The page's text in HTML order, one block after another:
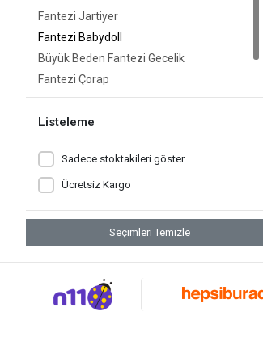
Fantezi Jartiyer
Fantezi Babydoll
Büyük Beden Fantezi Gecelik
Fantezi Çorap
Fantezi Külot
Listeleme
Sadece stoktakileri göster
Ücretsiz Kargo
Seçimleri Temizle